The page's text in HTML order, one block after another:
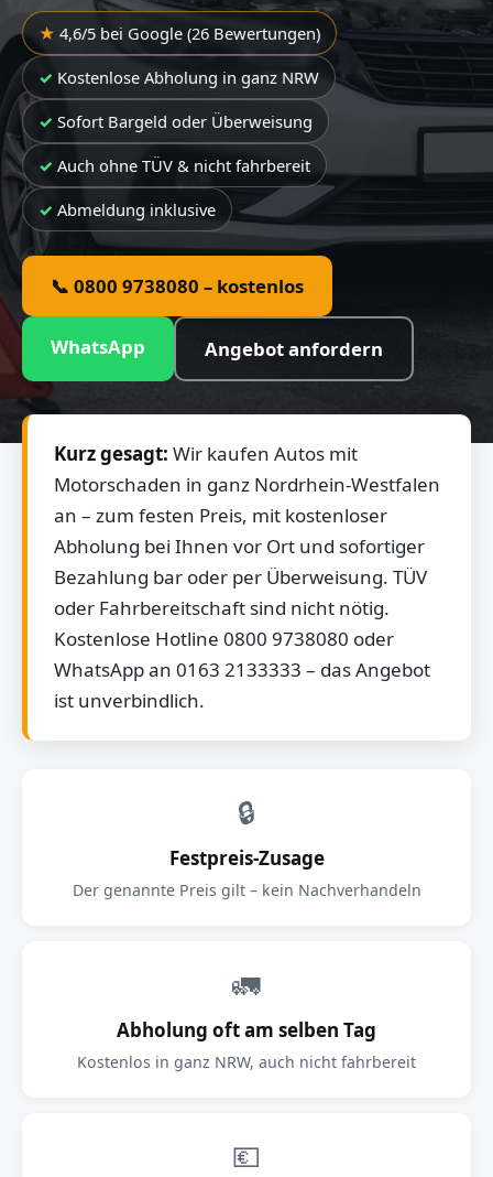
4,6/5 bei Google (26 Bewertungen)
Kostenlose Abholung in ganz NRW
Sofort Bargeld oder Überweisung
Auch ohne TÜV & nicht fahrbereit
Abmeldung inklusive
📞 0800 9738080 – kostenlos
WhatsApp Angebot anfordern
Kurz gesagt: Wir kaufen Autos mit
Motorschaden in ganz Nordrhein-Westfalen
an – zum festen Preis, mit kostenloser
Abholung bei Ihnen vor Ort und sofortiger
Bezahlung bar oder per Überweisung. TÜV
oder Fahrbereitschaft sind nicht nötig.
Kostenlose Hotline 0800 9738080 oder
WhatsApp an 0163 2133333 – das Angebot
ist unverbindlich.
🔒
Festpreis-Zusage
Der genannte Preis gilt – kein Nachverhandeln
🚛
Abholung oft am selben Tag
Kostenlos in ganz NRW, auch nicht fahrbereit
💶